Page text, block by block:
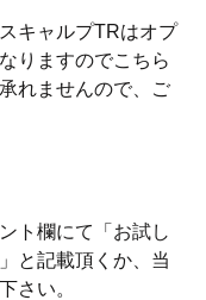
キャルプTRはオプ
りますのでこちら
れませんので、ご
い。
ト欄にて「お試し
と記載頂くか、当
さい。